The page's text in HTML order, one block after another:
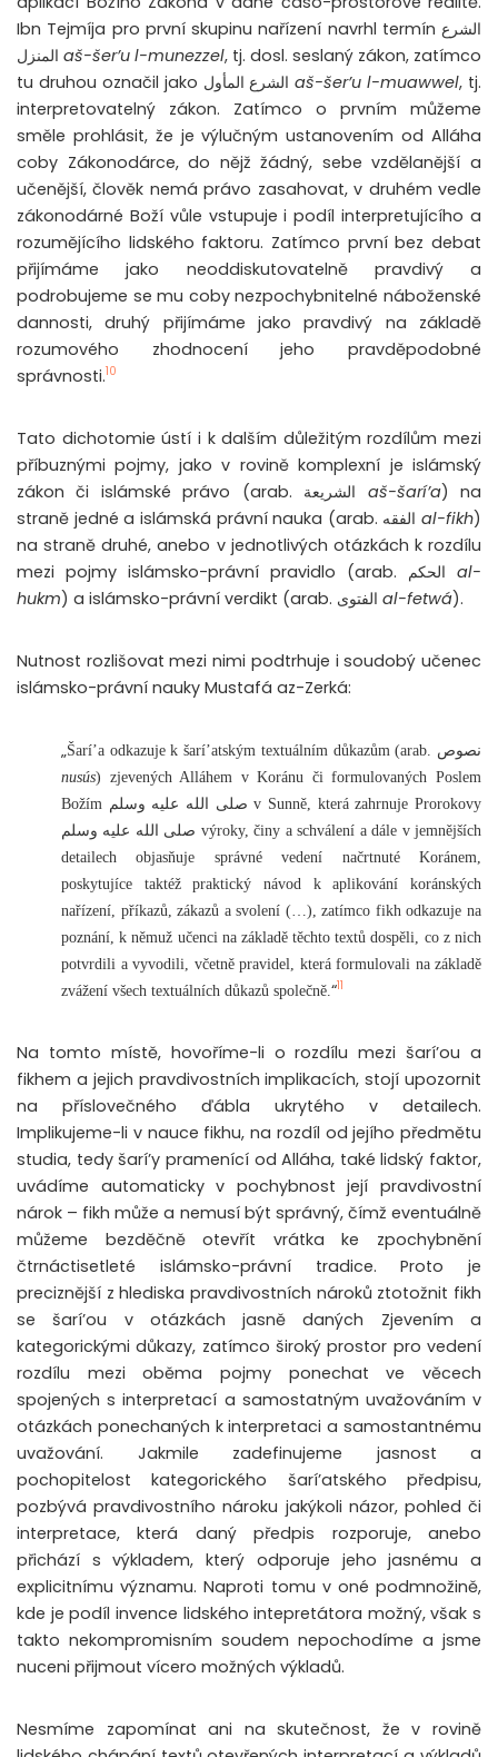
Ibn Tejmíja pro první skupinu nařízení navrhl termín الشرع
aš-šer’u l-munezzel, tj. dosl. seslaný zákon, zatímco
tu druhou označil jako
الشرع المأولaš-šer’u l-muawwel, tj.
interpretovatelný zákon. Zatímco o prvním můžeme
směle prohlásit, že je výlučným ustanovením od Alláha
coby Zákonodárce, do nějž žádný, sebe vzdělanější a
učenější, člověk nemá právo zasahovat, v druhém vedle
zákonodárné Boží vůle vstupuje i podíl interpretujícího a
rozumějícího lidského faktoru. Zatímco první bez debat
přijímáme jako neoddiskutovatelně pravdivý a
podrobujeme se mu coby nezpochybnitelné náboženské
dannosti, druhý přijímáme jako pravdivý na základě
rozumového zhodnocení jeho pravděpodobné
správnosti.10
Tato dichotomie ústí i k dalším důležitým rozdílům mezi
příbuznými pojmy, jako v rovině komplexní je islámský
zákon či islámské právo (arab.
aš-šarí’a) na
straně jedné a islámská právní nauka (arab.
al-fikh)
na straně druhé, anebo v jednotlivých otázkách k rozdílu
mezi pojmy islámsko-právní pravidlo (arab.
al-
hukm) a islámsko-právní verdikt (arab. al-fetwá).
Nutnost rozlišovat mezi nimi podtrhuje i soudobý učenec
islámsko-právní nauky Mustafá az-Zerká:
„
Šarí’a odkazuje k šarí’atským textuálním důkazům (arab. نصوص
nusús) zjevených Alláhem v Koránu či formulovaných Poslem
Božím صلى الله عليه وسلم v Sunně, která zahrnuje Prorokovy
صلى الله عليه وسلم výroky, činy a schválení a dále v jemnějších
detailech objasňuje správné vedení načrtnuté Koránem,
poskytujíce taktéž praktický návod k aplikování koránských
nařízení, příkazů, zákazů a svolení (…), zatímco fikh odkazuje na
poznání, k němuž učenci na základě těchto textů dospěli, co z nich
potvrdili a vyvodili, včetně pravidel, která formulovali na základě
zvážení všech textuálních důkazů společně. “11
Na tomto místě, hovoříme-li o rozdílu mezi šarí’ou a
fikhem a jejich pravdivostních implikacích, stojí upozornit
na příslovečného ďábla ukrytého v detailech.
Implikujeme-li v nauce fikhu, na rozdíl od jejího předmětu
studia, tedy šarí’y pramenící od Alláha, také lidský faktor,
uvádíme automaticky v pochybnost její pravdivostní
nárok – fikh může a nemusí být správný, čímž eventuálně
můžeme bezděčně otevřít vrátka ke zpochybnění
čtrnáctisetleté islámsko-právní tradice. Proto je
preciznější z hlediska pravdivostních nároků ztotožnit fikh
se šarí’ou v otázkách jasně daných Zjevením a
kategorickými důkazy, zatímco široký prostor pro vedení
rozdílu mezi oběma pojmy ponechat ve věcech
spojených s interpretací a samostatným uvažováním v
otázkách ponechaných k interpretaci a samostantnému
uvažování. Jakmile zadefinujeme jasnost a
pochopitelost kategorického šarí’atského předpisu,
pozbývá pravdivostního nároku jakýkoli názor, pohled či
interpretace, která daný předpis rozporuje, anebo
přichází s výkladem, který odporuje jeho jasnému a
explicitnímu významu. Naproti tomu v oné podmnožině,
kde je podíl invence lidského intepretátora možný, však s
takto nekompromisním soudem nepochodíme a jsme
nuceni přijmout vícero možných výkladů.
Nesmíme zapomínat ani na skutečnost, že v rovině